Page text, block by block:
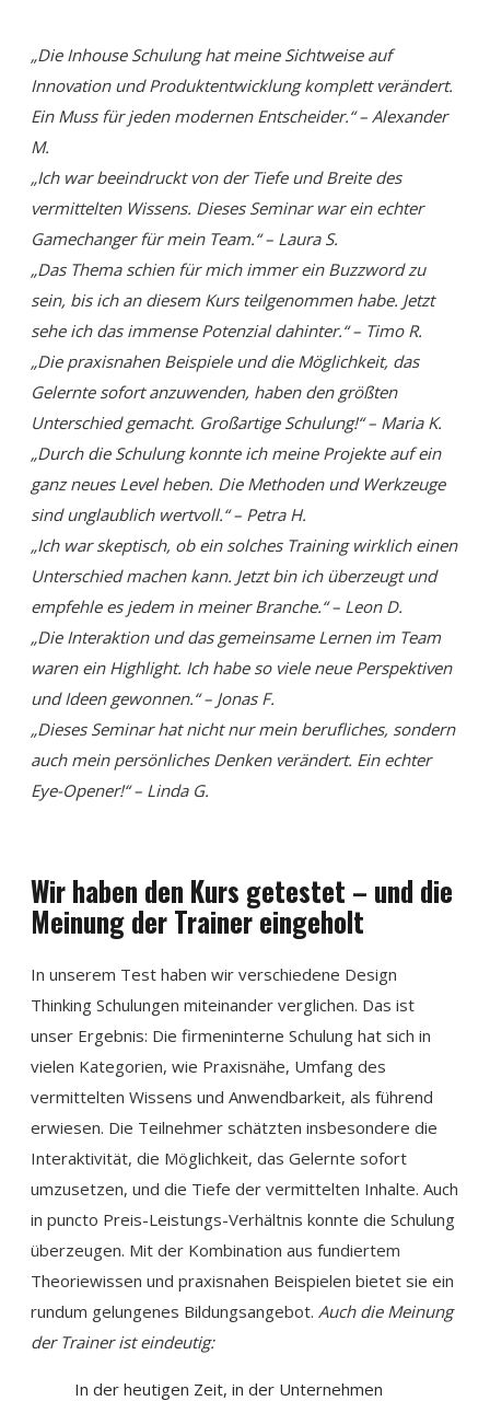
„Die Inhouse Schulung hat meine Sichtweise auf
Innovation und Produktentwicklung komplett verändert.
Ein Muss für jeden modernen Entscheider.“ – Alexander
M.
„Ich war beeindruckt von der Tiefe und Breite des
vermittelten Wissens. Dieses Seminar war ein echter
Gamechanger für mein Team.“ – Laura S.
„Das Thema schien für mich immer ein Buzzword zu
sein, bis ich an diesem Kurs teilgenommen habe. Jetzt
sehe ich das immense Potenzial dahinter.“ – Timo R.
„Die praxisnahen Beispiele und die Möglichkeit, das
Gelernte sofort anzuwenden, haben den größten
Unterschied gemacht. Großartige Schulung!“ – Maria K.
„Durch die Schulung konnte ich meine Projekte auf ein
ganz neues Level heben. Die Methoden und Werkzeuge
sind unglaublich wertvoll.“ – Petra H.
„Ich war skeptisch, ob ein solches Training wirklich einen
Unterschied machen kann. Jetzt bin ich überzeugt und
empfehle es jedem in meiner Branche.“ – Leon D.
„Die Interaktion und das gemeinsame Lernen im Team
waren ein Highlight. Ich habe so viele neue Perspektiven
und Ideen gewonnen.“ – Jonas F.
„Dieses Seminar hat nicht nur mein berufliches, sondern
auch mein persönliches Denken verändert. Ein echter
Eye-Opener!“ – Linda G.
Wir haben den Kurs getestet – und die
Meinung der Trainer eingeholt
In unserem Test haben wir verschiedene Design
Thinking Schulungen miteinander verglichen. Das ist
unser Ergebnis: Die firmeninterne Schulung hat sich in
vielen Kategorien, wie Praxisnähe, Umfang des
vermittelten Wissens und Anwendbarkeit, als führend
erwiesen. Die Teilnehmer schätzten insbesondere die
Interaktivität, die Möglichkeit, das Gelernte sofort
umzusetzen, und die Tiefe der vermittelten Inhalte. Auch
in puncto Preis-Leistungs-Verhältnis konnte die Schulung
überzeugen. Mit der Kombination aus fundiertem
Theoriewissen und praxisnahen Beispielen bietet sie ein
rundum gelungenes Bildungsangebot. Auch die Meinung
der Trainer ist eindeutig:
In der heutigen Zeit, in der Unternehmen